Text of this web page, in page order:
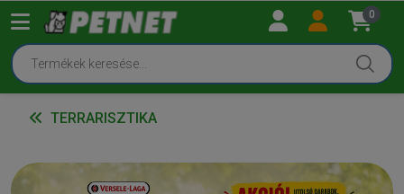
0
TERRARISZTIKA